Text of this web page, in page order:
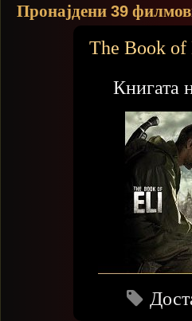
Пронајдени 39
The Book
Книгата